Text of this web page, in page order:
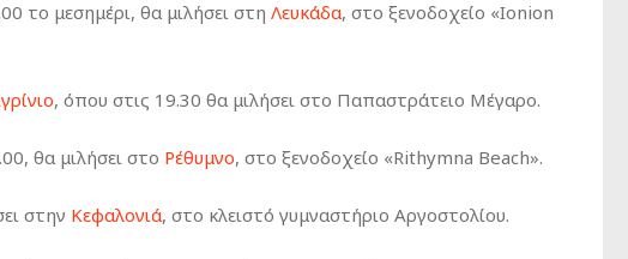
το μεσημέρι, θα μιλήσει στη Λευκάδα, στο ξενοδοχείο «Ionion
, όπου στις 19.30 θα μιλήσει στο Παπαστράτειο Μέγαρο.
θα μιλήσει στο Ρέθυμνο, στο ξενοδοχείο «Rithymna Beach».
στην Κεφαλονιά, στο κλειστό γυμναστήριο Αργοστολίου.